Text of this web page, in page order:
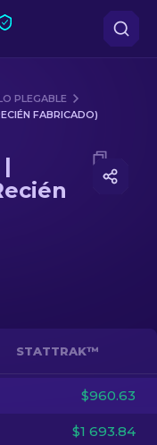
PLEGABLE
FABRICADO)
Sapphire
STATTRAK™
$960.63
$1 693.84